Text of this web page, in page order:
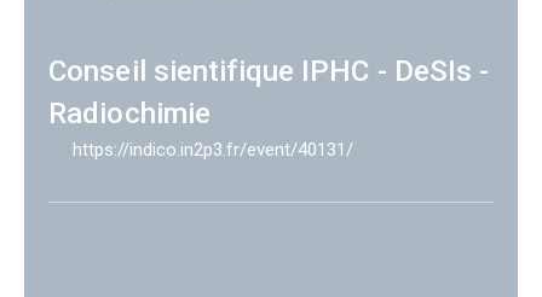
Conseil sientifique IPHC - DeSIs -
Radiochimie
https://indico.in2p3.fr/event/40131/